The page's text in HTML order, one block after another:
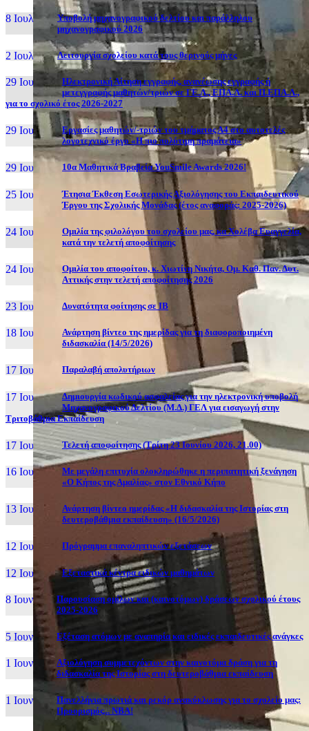
8 Ιουλ, 26
Υποβολή μηχανογραφικού δελτίου και παράλληλου
μηχανογραφικού 2026
2 Ιουλ, 26 Λειτουργία σχολείου κατά τους θερινούς μήνες
29 Ιουν, 26
Ηλεκτρονική Αίτηση εγγραφής, ανανέωσης εγγραφής ή
μετεγγραφής μαθητών/τριών σε ΓΕ.Λ., ΕΠΑ.Λ. και Π.ΕΠΑ.Λ.,
για το σχολικό έτος 2026-2027
29 Ιουν, 26
Εργασίες μαθητών/-τριών του τμήματος Α4 στο αυτοτελές
λογοτεχνικό έργο «Η πιο πολύτιμη πραμάτεια»
29 Ιουν, 26 10α Μαθητικά Βραβεία YouSmile Awards 2026!
25 Ιουν, 26
Έτησια Έκθεση Εσωτερικής Αξιολόγησης του Εκπαιδευτικού
Έργου της Σχολικής Μονάδας (έτος αναφοράς: 2025-2026)
24 Ιουν, 26
Ομιλία της φιλολόγου του σχολείου μας, κα Χολέβα Ευαγγελία,
κατά την τελετή αποφοίτησης
24 Ιουν, 26
Ομιλία του αποφοίτου, κ. Χιωτίνη Νικήτα, Ομ. Καθ. Παν. Δυτ.
Αττικής στην τελετή αποφοίτησης 2026
23 Ιουν, 26 Δυνατότητα φοίτησης σε ΙΒ
18 Ιουν, 26
Ανάρτηση βίντεο της ημερίδας για τη διαφοροποιημένη
διδασκαλία (14/5/2026)
17 Ιουν, 26 Παραλαβή απολυτήριων
17 Ιουν, 26
Δημιουργία κωδικού ασφαλείας για την ηλεκτρονική υποβολή
Μηχανογραφικού Δελτίου (Μ.Δ.) ΓΕΛ για εισαγωγή στην
Τριτοβάθμια Εκπαίδευση
17 Ιουν, 26 Τελετή αποφοίτησης (Τρίτη 23 Ιουνίου 2026, 21.00)
16 Ιουν, 26
Με μεγάλη επιτυχία ολοκληρώθηκε η περιπατητική ξενάγηση
«Ο Κήπος της Αμαλίας» στον Εθνικό Κήπο
13 Ιουν, 26
Ανάρτηση βίντεο ημερίδας «Η διδασκαλία της Ιστορίας στη
δευτεροβάθμια εκπαίδευση» (16/5/2026)
12 Ιουν, 26 Πρόγραμμα επαναληπτικών εξετάσεων
12 Ιουν, 26 Εξεταστικά κέντρα ειδικών μαθημάτων
8 Ιουν, 26
Παρουσίαση ομίλων και (καινοτόμων) δράσεων σχολικού έτους
2025-2026
5 Ιουν, 26 Εξέταση ατόμων με αναπηρία και ειδικές εκπαιδευτικές ανάγκες
1 Ιουν, 26
Αξιολόγηση συμμετεχόντων στην καινοτόμα δράση για τη
διδασκαλία της Ιστορίας στη δευτεροβάθμια εκπαίδευση
1 Ιουν, 26
Πανελλήνια πρωτιά και ρεκόρ ανακύκλωσης για το σχολείο μας:
Προορισμός... NBA!